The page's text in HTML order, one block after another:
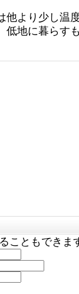
他より少し温
低地に暮らす
こともできま